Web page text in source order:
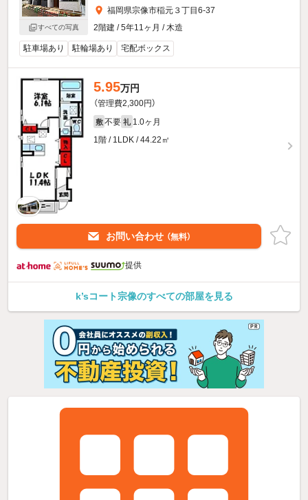
すべての写真
福岡県宗像市稲元３丁目6-37
2階建 / 5年11ヶ月 / 木造
駐車場あり 駐輪場あり 宅配ボックス
5.95万円
（管理費2,300円）
敷 不要 礼 1.0ヶ月
1階 / 1LDK / 44.22㎡
お問い合わせ （無料）
提供
k’sコート宗像のすべての部屋を見る